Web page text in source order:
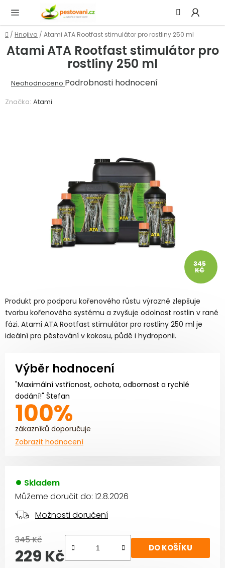
obsah
Domů
/ Hnojiva / Atami ATA Rootfast stimulátor pro rostliny 250 ml
Produkt pro podporu kořenového růstu výrazně zlepšuje
tvorbu kořenového systému a zvyšuje odolnost rostlin v rané
fázi. Atami ATA Rootfast stimulátor pro rostliny 250 ml je
ideální pro pěstování v kokosu, půdě i hydroponii.
Výběr hodnocení
"Maximální vstřícnost, ochota, odbornost a rychlé
dodání!" Štefan
100%
zákazníků doporučuje
Zobrazit hodnocení
Skladem
Můžeme doručit do: 12.8.2026
Možnosti doručení
345 Kč
229 Kč DO KOŠÍKU
Atami ATA Rootfast stimulátor pro
rostliny 250 ml
Průměrné
Neohodnoceno Podrobnosti hodnocení
Značka: Atami
345
KČ